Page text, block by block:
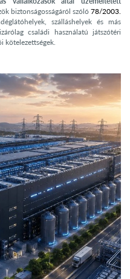
biztonságosságáról szóló 78/2003.
szálláshelyek és más
családi használatú játszótéri
kötelezettségek.